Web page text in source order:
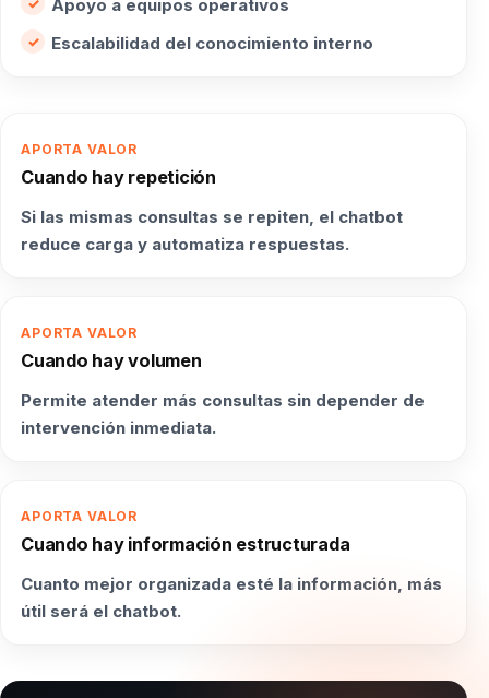
Apoyo a equipos operativos
Escalabilidad del conocimiento interno
APORTA VALOR
Cuando hay repetición
Si las mismas consultas se repiten, el chatbot
reduce carga y automatiza respuestas.
APORTA VALOR
Cuando hay volumen
Permite atender más consultas sin depender de
intervención inmediata.
APORTA VALOR
Cuando hay información estructurada
Cuanto mejor organizada esté la información, más
útil será el chatbot.